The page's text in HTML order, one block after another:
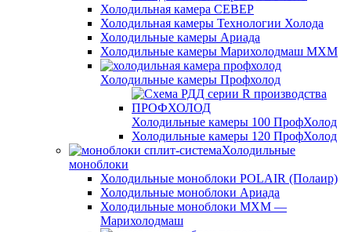
Холодильная камера СЕВЕР
Холодильная камеры Технологии Холода
Холодильные камеры Ариада
Холодильные камеры Марихолодмаш МХМ
Холодильные камеры Профхолод
Холодильные камеры 100 ПрофХолод
Холодильные камеры 120 ПрофХолод
Холодильные
моноблоки
Холодильные моноблоки POLAIR (Полаир)
Холодильные моноблоки Ариада
Холодильные моноблоки МХМ —
Марихолодмаш